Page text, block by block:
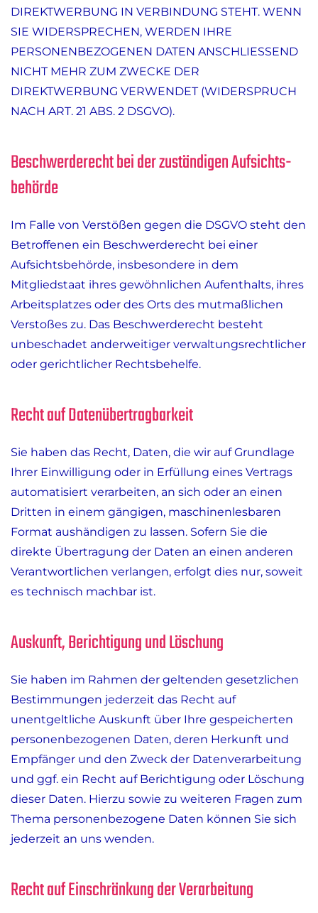
DIREKTWERBUNG IN VERBINDUNG STEHT. WENN
SIE WIDERSPRECHEN, WERDEN IHRE
PERSONENBEZOGENEN DATEN ANSCHLIESSEND
NICHT MEHR ZUM ZWECKE DER
DIREKTWERBUNG VERWENDET (WIDERSPRUCH
NACH ART. 21 ABS. 2 DSGVO).
Beschwerde­recht bei der zuständigen Aufsichts­
behörde
Im Falle von Verstößen gegen die DSGVO steht den
Betroffenen ein Beschwerderecht bei einer
Aufsichtsbehörde, insbesondere in dem
Mitgliedstaat ihres gewöhnlichen Aufenthalts, ihres
Arbeitsplatzes oder des Orts des mutmaßlichen
Verstoßes zu. Das Beschwerderecht besteht
unbeschadet anderweitiger verwaltungsrechtlicher
oder gerichtlicher Rechtsbehelfe.
Recht auf Daten­übertrag­barkeit
Sie haben das Recht, Daten, die wir auf Grundlage
Ihrer Einwilligung oder in Erfüllung eines Vertrags
automatisiert verarbeiten, an sich oder an einen
Dritten in einem gängigen, maschinenlesbaren
Format aushändigen zu lassen. Sofern Sie die
direkte Übertragung der Daten an einen anderen
Verantwortlichen verlangen, erfolgt dies nur, soweit
es technisch machbar ist.
Auskunft, Berichtigung und Löschung
Sie haben im Rahmen der geltenden gesetzlichen
Bestimmungen jederzeit das Recht auf
unentgeltliche Auskunft über Ihre gespeicherten
personenbezogenen Daten, deren Herkunft und
Empfänger und den Zweck der Datenverarbeitung
und ggf. ein Recht auf Berichtigung oder Löschung
dieser Daten. Hierzu sowie zu weiteren Fragen zum
Thema personenbezogene Daten können Sie sich
jederzeit an uns wenden.
Recht auf Einschränkung der Verarbeitung